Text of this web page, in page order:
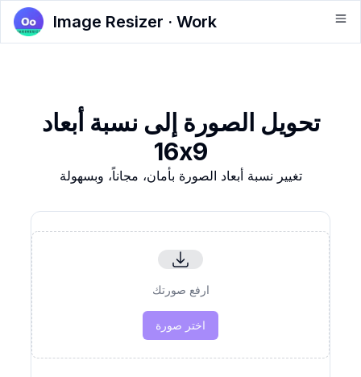
Image Resizer · Work
تحويل الصورة إلى نسبة أبعاد
16x9
تغيير نسبة أبعاد الصورة بأمان، مجاناً، وبسهولة
ارفع صورتك
اختر صورة